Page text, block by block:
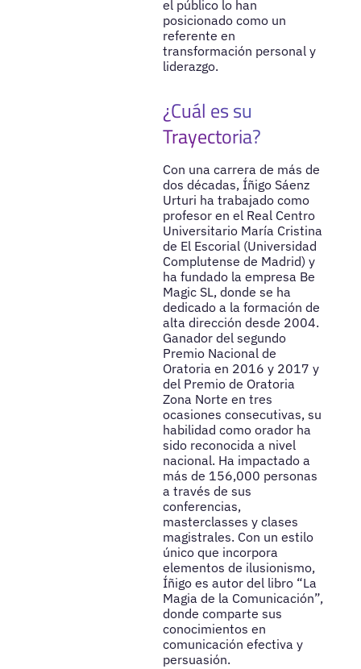
el público lo han
posicionado como un
referente en
transformación personal y
liderazgo.
¿Cuál es su
Trayectoria?
Con una carrera de más de
dos décadas, Íñigo Sáenz
Urturi ha trabajado como
profesor en el Real Centro
Universitario María Cristina
de El Escorial (Universidad
Complutense de Madrid) y
ha fundado la empresa Be
Magic SL, donde se ha
dedicado a la formación de
alta dirección desde 2004.
Ganador del segundo
Premio Nacional de
Oratoria en 2016 y 2017 y
del Premio de Oratoria
Zona Norte en tres
ocasiones consecutivas, su
habilidad como orador ha
sido reconocida a nivel
nacional. Ha impactado a
más de 156,000 personas
a través de sus
conferencias,
masterclasses y clases
magistrales. Con un estilo
único que incorpora
elementos de ilusionismo,
Íñigo es autor del libro “La
Magia de la Comunicación”,
donde comparte sus
conocimientos en
comunicación efectiva y
persuasión.